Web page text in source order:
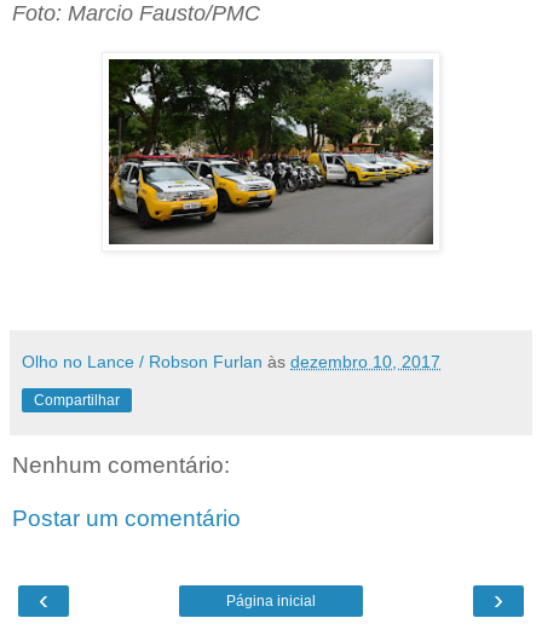
Foto: Marcio Fausto/PMC
Olho no Lance / Robson Furlan às dezembro 10, 2017
Compartilhar
Nenhum comentário:
Postar um comentário
‹ ›
Página inicial